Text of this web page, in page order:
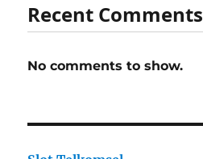
Recent Comments
No comments to show.